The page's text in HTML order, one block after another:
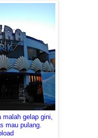
malah gelap gini,
mau pulang.